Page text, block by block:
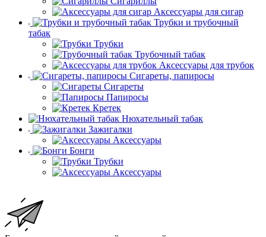
Аксессуары для сигар
Трубки и трубочный
табак
Трубки
Трубочный табак
Аксессуары для трубок
Сигареты, папиросы
Сигареты
Папиросы
Кретек
Нюхательный табак
Зажигалки
Аксессуары
Бонги
Трубки
Аксессуары